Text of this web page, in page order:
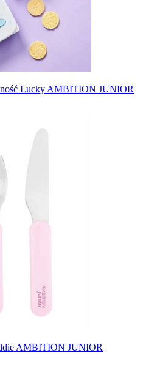
Lucky AMBITION JUNIOR
AMBITION JUNIOR